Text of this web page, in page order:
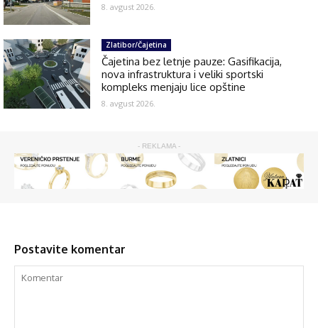
8. avgust 2026.
Zlatibor/Čajetina
Čajetina bez letnje pauze: Gasifikacija,
nova infrastruktura i veliki sportski
kompleks menjaju lice opštine
8. avgust 2026.
- REKLAMA -
Postavite komentar